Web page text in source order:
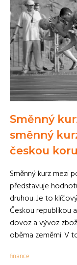
Směnný
směnný
českou
Směnný kurz mezi
představuje
druhou. Je to
Českou republikou
dovoz a vývoz
oběma zeměmi. V
finance